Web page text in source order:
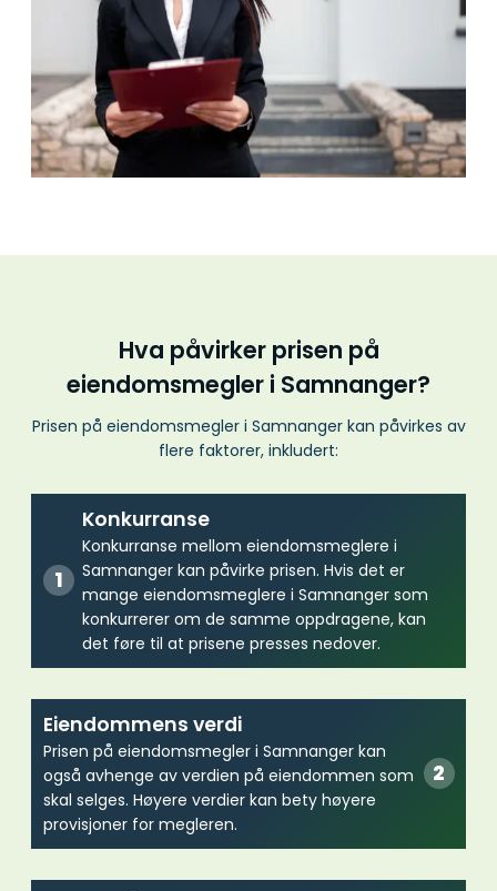
Hva påvirker prisen på
eiendomsmegler i Samnanger?
Prisen på eiendomsmegler i Samnanger kan påvirkes av
flere faktorer, inkludert:
Konkurranse
Konkurranse mellom eiendomsmeglere i
Samnanger kan påvirke prisen. Hvis det er
mange eiendomsmeglere i Samnanger som
konkurrerer om de samme oppdragene, kan
det føre til at prisene presses nedover.
Eiendommens verdi
Prisen på eiendomsmegler i Samnanger kan
også avhenge av verdien på eiendommen som
skal selges. Høyere verdier kan bety høyere
provisjoner for megleren.